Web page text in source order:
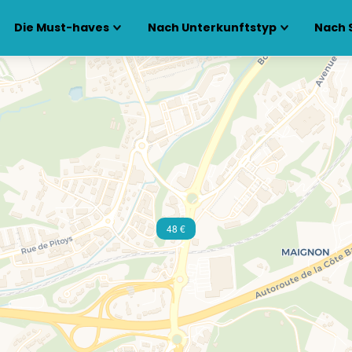
Die Must-haves Nach Unterkunftstyp Nach
48 €